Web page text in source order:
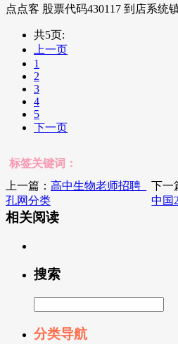
点点客 股票代码430117 到店系统
共5页:
上一页
1
2
3
4
5
下一页
标签关键词：
上一篇： 高中生物老师招聘_
孔网分类
下一
中国
相关阅读
搜索
分类导航